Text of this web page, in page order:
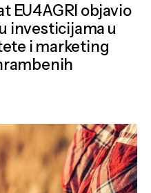
EU4AGRI objavio
investicijama u
i marketing